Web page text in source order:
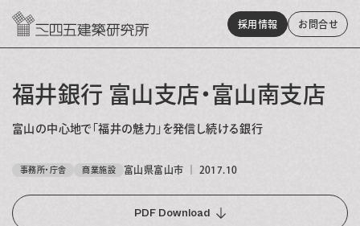
採用情報 お問合せ
福井銀行 富山支店・富山南支店
富山の中心地で「福井の魅力」を発信し続ける銀行
事務所・庁舎 商業施設 富山県富山市 2017.10
PDF Download